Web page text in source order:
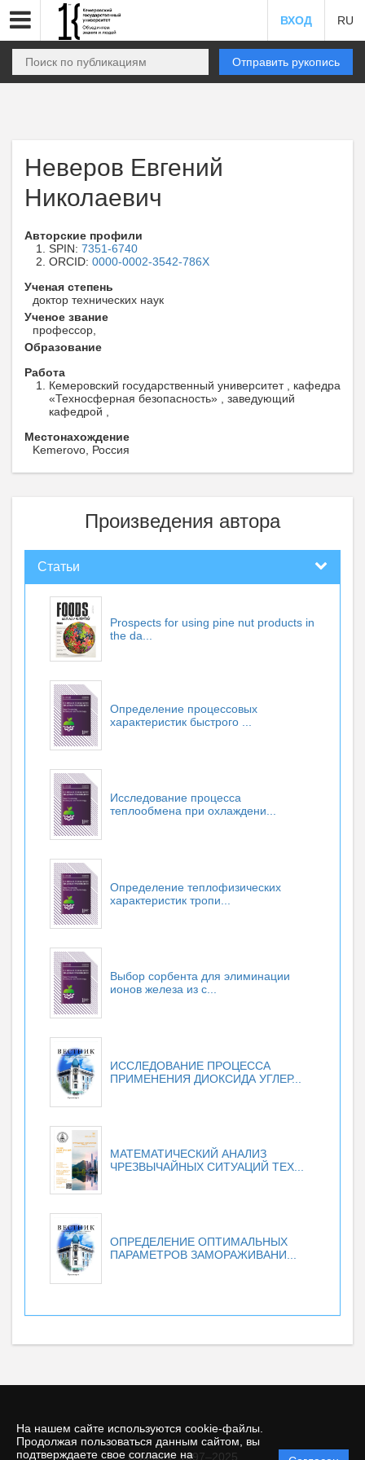
На нашем сайте используются cookie-файлы.
Продолжая пользоваться данным сайтом, вы
подтверждаете свое согласие на
ВХОД RU
Отправить рукопись
Неверов Евгений
Николаевич
Авторские профили
SPIN: 7351-6740
ORCID: 0000-0002-3542-786X
Ученая степень
доктор технических наук
Ученое звание
профессор,
Образование
Работа
Кемеровский государственный университет , кафедра
«Техносферная безопасность» , заведующий
кафедрой ,
Местонахождение
Kemerovo, Россия
Произведения автора
Статьи
Prospects for using pine nut products in
the da...
Определение процессовых
характеристик быстрого ...
Исследование процесса
теплообмена при охлаждени...
Определение теплофизических
характеристик тропи...
Выбор сорбента для элиминации
ионов железа из с...
ИССЛЕДОВАНИЕ ПРОЦЕССА
ПРИМЕНЕНИЯ ДИОКСИДА УГЛЕР...
МАТЕМАТИЧЕСКИЙ АНАЛИЗ
ЧРЕЗВЫЧАЙНЫХ СИТУАЦИЙ ТЕХ...
ОПРЕДЕЛЕНИЕ ОПТИМАЛЬНЫХ
ПАРАМЕТРОВ ЗАМОРАЖИВАНИ...
© КемГУ, 1997–2025